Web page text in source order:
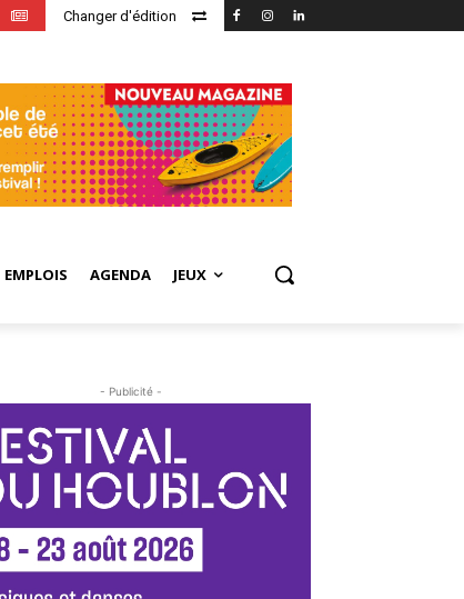
Changer d'édition
EMPLOIS AGENDA JEUX
- Publicité -